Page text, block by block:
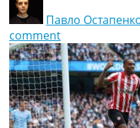
Павло
comment